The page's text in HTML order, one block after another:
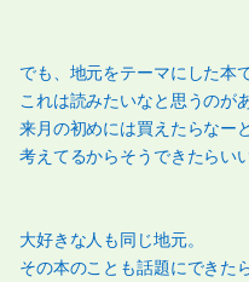
でも、地元をテーマにした本
これは読みたいなと思うのが
来月の初めには買えたらなーと
考えてるからそうできたらい
大好きな人も同じ地元。
その本のことも話題にできた